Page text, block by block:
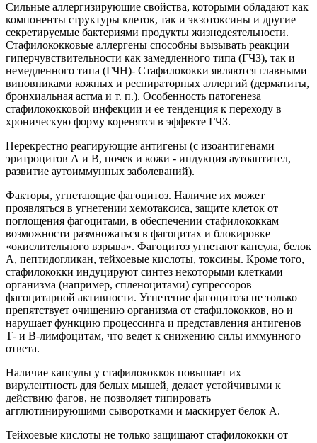
Сильные аллергизирующие свойства, которыми обладают как
компоненты структуры клеток, так и экзотоксины и другие
секретируемые бактериями продукты жизнедеятельности.
Стафилококковые аллергены способны вызывать реакции
гиперчувствительности как замедленного типа (ГЧЗ), так и
немедленного типа (ГЧН)- Стафилококки являются главными
виновниками кожных и респираторных аллергий (дерматиты,
бронхиальная астма и т. п.). Особенность патогенеза
стафилококковой инфекции и ее тенденция к переходу в
хроническую форму коренятся в эффекте ГЧЗ.
Перекрестно реагирующие антигены (с изоантигенами
эритроцитов А и В, почек и кожи - индукция аутоантител,
развитие аутоиммунных заболеваний).
Факторы, угнетающие фагоцитоз. Наличие их может
проявляться в угнетении хемотаксиса, защите клеток от
поглощения фагоцитами, в обеспечении стафилококкам
возможности размножаться в фагоцитах и блокировке
«окислительного взрыва». Фагоцитоз угнетают капсула, белок
А, пептидогликан, тейхоевые кислоты, токсины. Кроме того,
стафилококки индуцируют синтез некоторыми клетками
организма (например, спленоцитами) супрессоров
фагоцитарной активности. Угнетение фагоцитоза не только
препятствует очищению организма от стафилококков, но и
нарушает функцию процессинга и представления антигенов
Т- и В-лимфоцитам, что ведет к снижению силы иммунного
ответа.
Наличие капсулы у стафилококков повышает их
вирулентность для белых мышей, делает устойчивыми к
действию фагов, не позволяет типировать
агглютинирующими сыворотками и маскирует белок А.
Тейхоевые кислоты не только защищают стафилококки от